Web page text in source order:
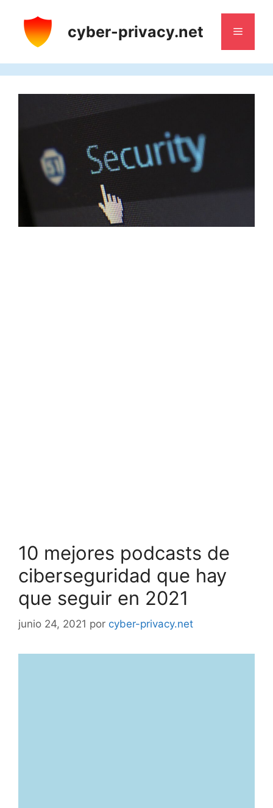
contenido
cyber-privacy.net Menú
10 mejores podcasts de
ciberseguridad que hay
que seguir en 2021
junio 24, 2021 por cyber-privacy.net